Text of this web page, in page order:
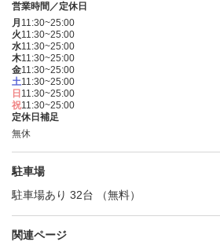
営業時間／定休日
月 11:30~25:00
火11:30~25:00
水11:30~25:00
木11:30~25:00
金11:30~25:00
土11:30~25:00
日 11:30~25:00
祝11:30~25:00
定休日補足
無休
駐車場
駐車場あり 32台 （無料）
関連ページ